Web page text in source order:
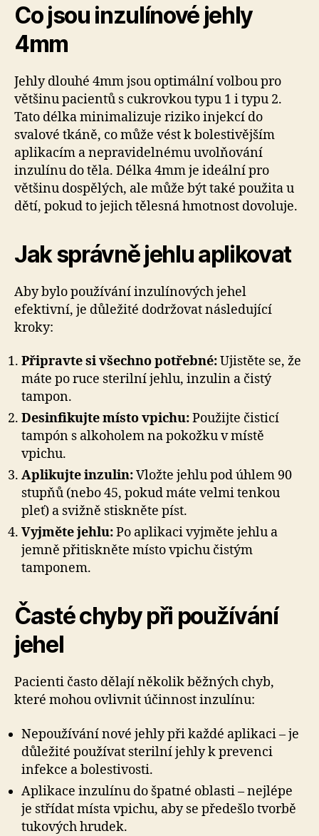
Co jsou inzulínové jehly
4mm
Jehly dlouhé 4mm jsou optimální volbou pro
většinu pacientů s cukrovkou typu 1 i typu 2.
Tato délka minimalizuje riziko injekcí do
svalové tkáně, co může vést k bolestivějším
aplikacím a nepravidelnému uvolňování
inzulínu do těla. Délka 4mm je ideální pro
většinu dospělých, ale může být také použita u
dětí, pokud to jejich tělesná hmotnost dovoluje.
Jak správně jehlu aplikovat
Aby bylo používání inzulínových jehel
efektivní, je důležité dodržovat následující
kroky:
Připravte si všechno potřebné:Ujistěte se, že
máte po ruce sterilní jehlu, inzulin a čistý
tampon.
Desinfikujte místo vpichu:Použijte čisticí
tampón s alkoholem na pokožku v místě
vpichu.
Aplikujte inzulin:Vložte jehlu pod úhlem 90
stupňů (nebo 45, pokud máte velmi tenkou
pleť) a svižně stiskněte píst.
Vyjměte jehlu:Po aplikaci vyjměte jehlu a
jemně přitiskněte místo vpichu čistým
tamponem.
Časté chyby při používání
jehel
Pacienti často dělají několik běžných chyb,
které mohou ovlivnit účinnost inzulínu:
Nepoužívání nové jehly při každé aplikaci – je
důležité používat sterilní jehly k prevenci
infekce a bolestivosti.
Aplikace inzulínu do špatné oblasti – nejlépe
je střídat místa vpichu, aby se předešlo tvorbě
tukových hrudek.